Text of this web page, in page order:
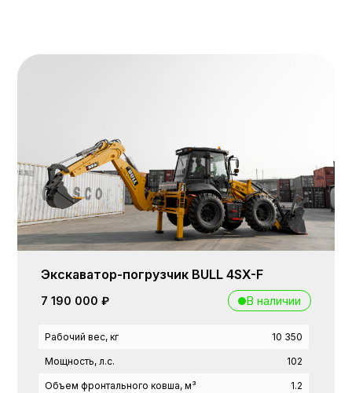
Экскаватор-погрузчик BULL 4SX-F
7 190 000 ₽ В наличии
Рабочий вес, кг 10 350
Мощность, л.с. 102
Объем фронтального ковша, м³ 1.2